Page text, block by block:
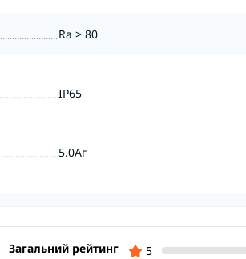
Ra > 80
IP65
5.0Аг
Загальний рейтинг 5